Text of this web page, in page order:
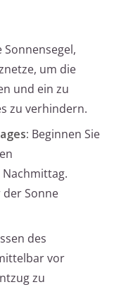
Sonnensegel,
um die
und ein zu
zu verhindern.
Beginnen Sie
der Sonne
des
vor
zu